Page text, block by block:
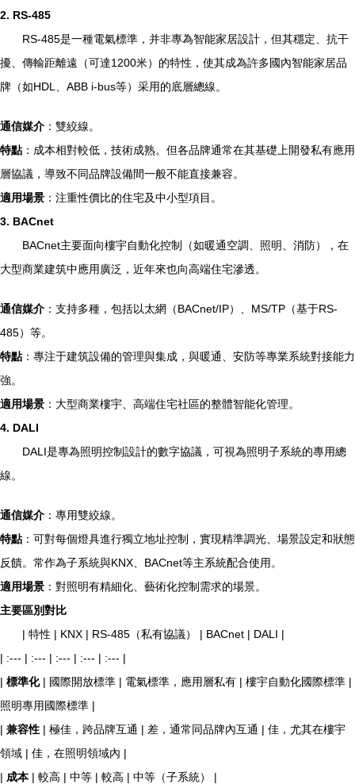
2. RS-485
RS-485是一種電氣標準，并非專為智能家居設計，但其穩定、抗干
擾、傳輸距離遠（可達1200米）的特性，使其成為許多國內智能家居品
牌（如HDL、ABB i-bus等）采用的底層總線。
通信媒介 ：雙絞線。
特點：成本相對較低，技術成熟。但各品牌通常在其基礎上開發私有應用
層協議，導致不同品牌設備間一般不能直接兼容。
適用場景 ：注重性價比的住宅及中小型項目。
3. BACnet
BACnet主要面向樓宇自動化控制（如暖通空調、照明、消防），在
大型商業建筑中應用廣泛，近年來也向高端住宅滲透。
通信媒介 ：支持多種，包括以太網（BACnet/IP）、MS/TP（基于RS-
485）等。
特點：專注于建筑設備的管理與集成，與暖通、安防等專業系統對接能力
強。
適用場景 ：大型商業樓宇、高端住宅社區的整體智能化管理。
4. DALI
DALI是專為照明控制設計的數字協議，可視為照明子系統的專用總
線。
通信媒介 ：專用雙絞線。
特點：可對每個燈具進行獨立地址控制，實現精準調光、場景設定和狀態
反饋。常作為子系統與KNX、BACnet等主系統配合使用。
適用場景 ：對照明有精細化、藝術化控制需求的場景。
主要區別對比
| 特性 | KNX | RS-485（私有協議） | BACnet | DALI |
| :--- | :--- | :--- | :--- | :--- |
| 標準化| 國際開放標準 | 電氣標準，應用層私有 | 樓宇自動化國際標準 |
照明專用國際標準 |
| 兼容性 | 極佳，跨品牌互通 | 差，通常同品牌內互通 | 佳，尤其在樓宇
領域 | 佳，在照明領域內 |
| 成本| 較高 | 中等 | 較高 | 中等（子系統） |